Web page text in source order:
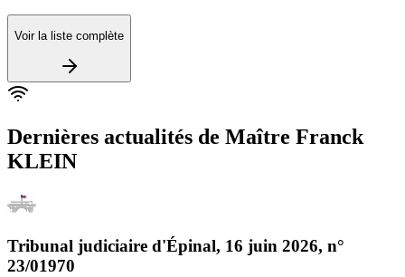
Voir la liste complète
Dernières actualités de Maître Franck
KLEIN
Tribunal judiciaire d'Épinal, 16 juin 2026, n°
23/01970